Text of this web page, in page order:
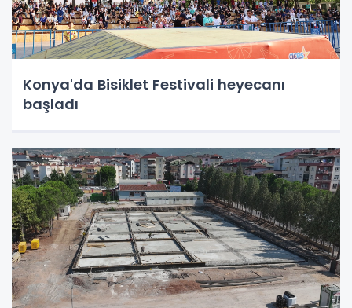
Konya'da Bisiklet Festivali heyecanı
başladı